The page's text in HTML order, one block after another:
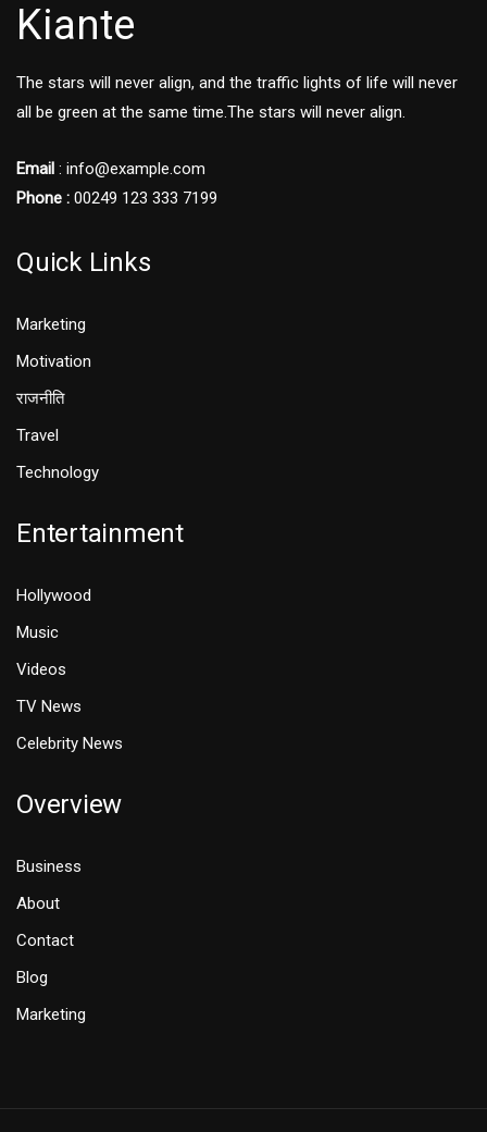
Kiante
The stars will never align, and the traffic lights of life will never
all be green at the same time.The stars will never align.
Email : info@example.com
Phone : 00249 123 333 7199
Quick Links
Marketing
Motivation
राजनीति
Travel
Technology
Entertainment
Hollywood
Music
Videos
TV News
Celebrity News
Overview
Business
About
Contact
Blog
Marketing